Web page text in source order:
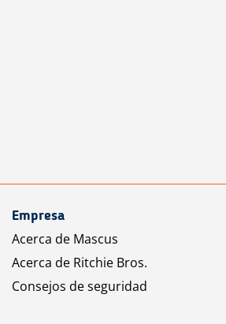
Empresa
Acerca de Mascus
Acerca de Ritchie Bros.
Consejos de seguridad